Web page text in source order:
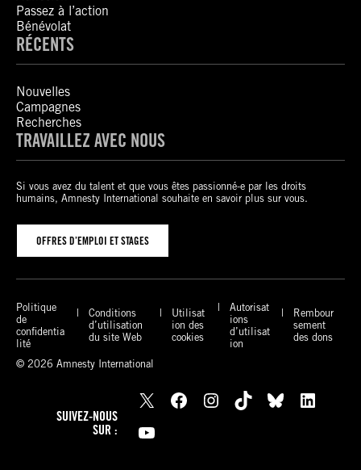
Passez à l’action
Bénévolat
RÉCENTS
Nouvelles
Campagnes
Recherches
TRAVAILLEZ AVEC NOUS
Si vous avez du talent et que vous êtes passionné-e par les droits
humains, Amnesty International souhaite en savoir plus sur vous.
OFFRES D’EMPLOI ET STAGES
Politique
de
confidentia
lité
Conditions
d’utilisation
du site Web
Utilisat
ion des
cookies
Autorisat
ions
d’utilisat
ion
Rembour
sement
des dons
© 2026 Amnesty International
SUIVEZ-NOUS
SUR :
X Facebook Instagram TikTok Bluesky
LinkedIn
YouTube